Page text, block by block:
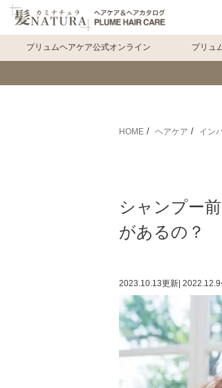
プリュムヘアケア公式オンライン プリュ
HOME ヘアケア イン
シャンプー
があるの？
2023.10.13更新 2022.12.9